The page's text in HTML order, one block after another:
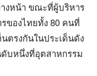
างหน้า ขณะที่ผู้บริหาร
ของไทยทั้ง 80 คนที่
นตรงกันในประเด็นดัง
ดับหนึ่งที่อุตสาหกรรม